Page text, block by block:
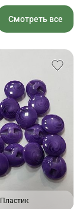
Смотреть все
Пластик